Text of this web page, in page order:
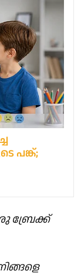
പങ്ക്;
ബ്രേക്ക്